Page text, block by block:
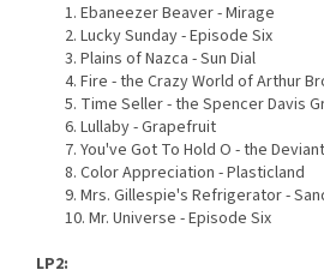
1. Ebaneezer Beaver - Mirage
2. Lucky Sunday - Episode Six
3. Plains of Nazca - Sun Dial
4. Fire - the Crazy World of Arthur
5. Time Seller - the Spencer Davis
6. Lullaby - Grapefruit
7. You've Got To Hold O - the
8. Color Appreciation - Plasticland
9. Mrs. Gillespie's Refrigerator -
10. Mr. Universe - Episode Six
LP2: